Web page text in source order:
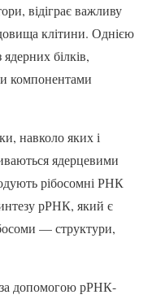
відіграє важливу
клітини. Однією
білків,
компонентами
навколо яких і
ядерцевими
рібосомні РНК
рРНК, який є
— структури,
за допомогою рРНК-